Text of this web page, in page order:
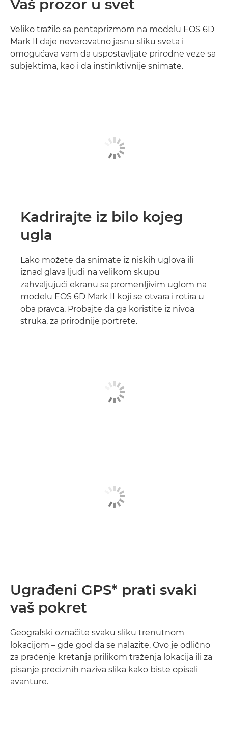
Vaš prozor u svet
Veliko tražilo sa pentaprizmom na modelu EOS 6D
Mark II daje neverovatno jasnu sliku sveta i
omogućava vam da uspostavljate prirodne veze sa
subjektima, kao i da instinktivnije snimate.
Kadrirajte iz bilo kojeg
ugla
Lako možete da snimate iz niskih uglova ili
iznad glava ljudi na velikom skupu
zahvaljujući ekranu sa promenljivim uglom na
modelu EOS 6D Mark II koji se otvara i rotira u
oba pravca. Probajte da ga koristite iz nivoa
struka, za prirodnije portrete.
Ugrađeni GPS* prati svaki
vaš pokret
Geografski označite svaku sliku trenutnom
lokacijom – gde god da se nalazite. Ovo je odlično
za praćenje kretanja prilikom traženja lokacija ili za
pisanje preciznih naziva slika kako biste opisali
avanture.